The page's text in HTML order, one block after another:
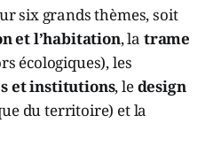
six grands thèmes, soit
et l’habitation, la trame
écologiques), les
et institutions, ledesign
du territoire) et la